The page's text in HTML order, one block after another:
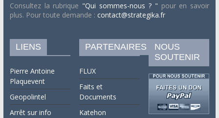
Consultez la rubrique "Qui sommes-nous ? " pour en savoir
plus. Pour toute demande : contact@strategika.fr
LIENS
Pierre Antoine
Plaquevent
Geopolintel
Arrêt sur info
PARTENAIRES
FLUX
Faits et
Documents
Katehon
NOUS
SOUTENIR